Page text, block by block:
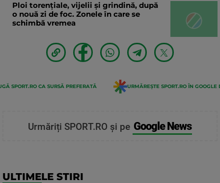
Ploi torențiale, vijelii și grindină, după
o nouă zi de foc. Zonele în care se
schimbă vremea
SPORT.RO CA SURSĂ PREFERATĂ URMĂREȘTE SPORT.RO ÎN GOOGLE
Urmăriți SPORT.RO și pe Google News
ULTIMELE STIRI